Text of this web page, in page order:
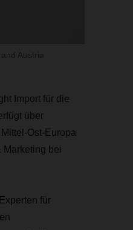
Import für die
über
Ost-Europa
bei
für